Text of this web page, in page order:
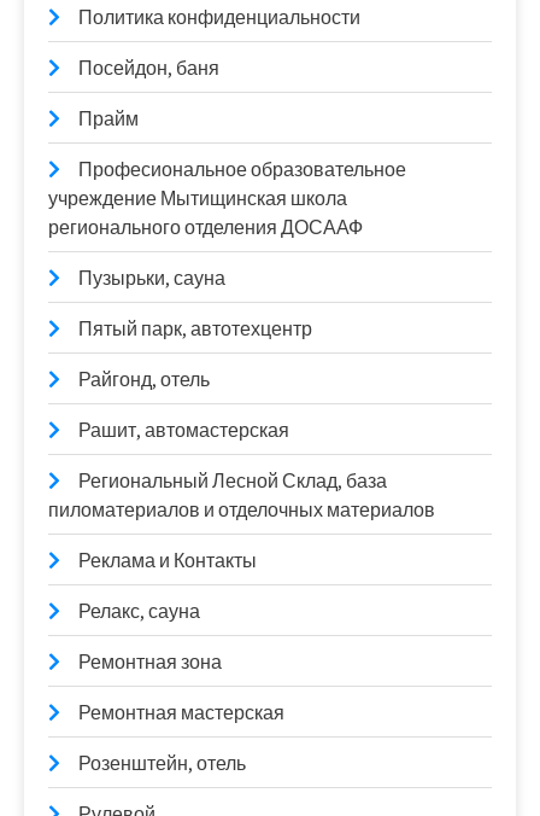
Политика конфиденциальности
Посейдон, баня
Прайм
Професиональное образовательное
учреждение Мытищинская школа
регионального отделения ДОСААФ
Пузырьки, сауна
Пятый парк, автотехцентр
Райгонд, отель
Рашит, автомастерская
Региональный Лесной Склад, база
пиломатериалов и отделочных материалов
Реклама и Контакты
Релакс, сауна
Ремонтная зона
Ремонтная мастерская
Розенштейн, отель